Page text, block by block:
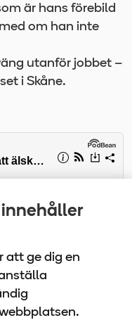
att ge dig en
är hans förebild
om han inte
utanför jobbet –
i Skåne.
| 761 29 Norrtälje